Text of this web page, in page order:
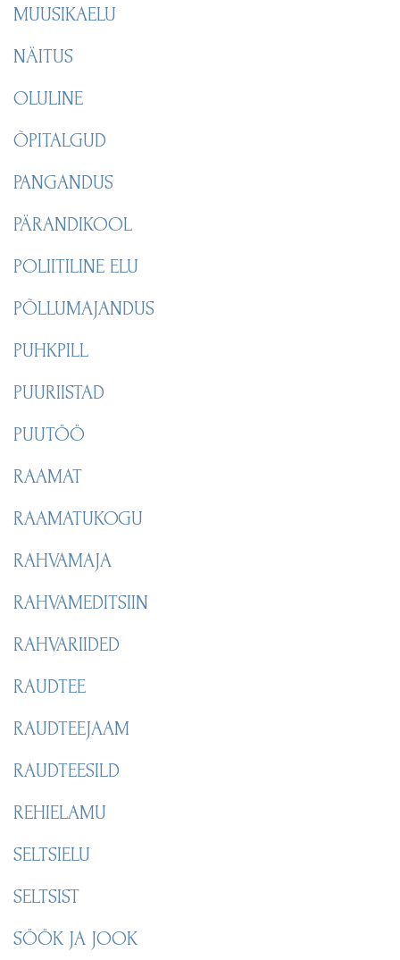
MUUSIKAELU
NÄITUS
OLULINE
ÕPITALGUD
PANGANDUS
PÄRANDIKOOL
POLIITILINE ELU
PÕLLUMAJANDUS
PUHKPILL
PUURIISTAD
PUUTÖÖ
RAAMAT
RAAMATUKOGU
RAHVAMAJA
RAHVAMEDITSIIN
RAHVARIIDED
RAUDTEE
RAUDTEEJAAM
RAUDTEESILD
REHIELAMU
SELTSIELU
SELTSIST
SÖÖK JA JOOK